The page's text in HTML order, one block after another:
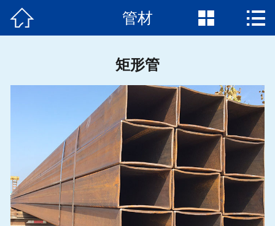
首页
新闻动态
应用案例
钢材知识
联系方式
 管材  
矩形管